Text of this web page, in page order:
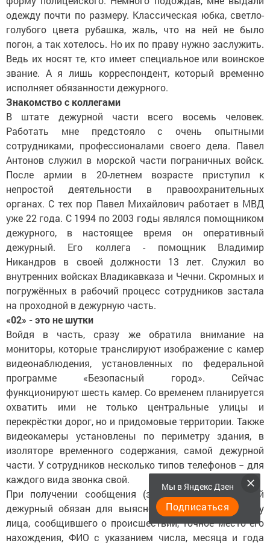
одежду почти по размеру. Классическая юбка, светло-
голубого цвета рубашка, жаль, что на ней не было
погон, а так хотелось. Но их по праву нужно заслужить.
Ведь их носят те, кто имеет специальное или воинское
звание. А я лишь корреспондент, который временно
исполняет обязанности дежурного.
Знакомство с коллегами
В штате дежурной части всего восемь человек.
Работать мне предстояло с очень опытными
сотрудниками, профессионалами своего дела. Павел
Антонов служил в морской части пограничных войск.
После армии в 20-летнем возрасте приступил к
непростой деятельности в правоохранительных
органах. С тех пор Павел Михайлович работает в МВД
уже 22 года. С 1994 по 2003 годы являлся помощником
дежурного, в настоящее время он оперативный
дежурный. Его коллега - помощник Владимир
Никандров в своей должности 13 лет. Служил во
внутренних войсках Владикавказа и Чечни. Скромных и
погружённых в рабочий процесс сотрудников застала
на проходной в дежурную часть.
«02» - это не шутки
Войдя в часть, сразу же обратила внимание на
мониторы, которые транслируют изображение с камер
видеонаблюдения, установленных по федеральной
программе «Безопасный город». Сейчас
функционируют шесть камер. Со временем планируется
охватить ими не только центральные улицы и
перекрёстки дорог, но и придомовые территории. Также
видеокамеры установлены по периметру здания, в
изоляторе временного содержания, самой дежурной
части. У сотрудников несколько типов телефонов − для
каждого вида звонка свой.
При получении сообщения (заявления) оперативный
дежурный обязан для выяснения ситуации узнать у
лица, сообщившего о происшествии, точное место его
нахождения, ФИО с указанием числа, месяца и года
Мы в Яндекс Дзен
Подписаться